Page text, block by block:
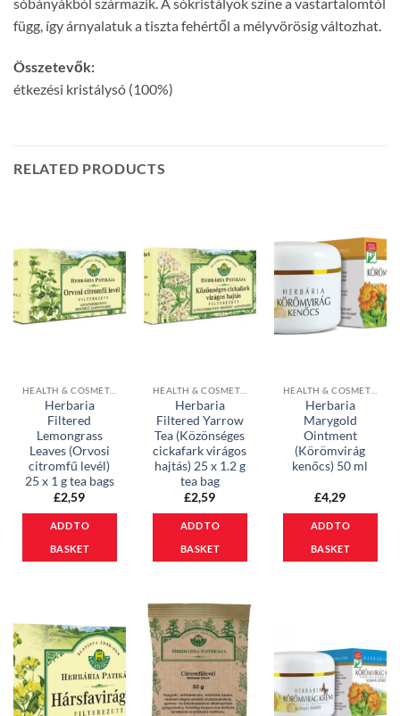
függ, így árnyalatuk a tiszta fehértől a mélyvörösig változhat.
Összetevők:
étkezési kristálysó (100%)
RELATED PRODUCTS
Herbaria
Filtered
Lemongrass
Leaves (Orvosi
citromfű levél)
25 x 1 g tea bags
£2,59
ADD TO
BASKET
Herbaria
Filtered Yarrow
Tea (Közönséges
cickafark virágos
hajtás) 25 x 1.2 g
tea bag
£2,59
ADD TO
BASKET
Herbaria
Marygold
Ointment
(Körömvirág
kenőcs) 50 ml
£4,29
ADD TO
BASKET